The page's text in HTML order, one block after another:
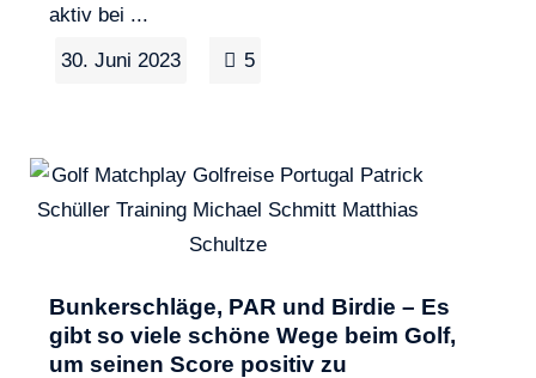
aktiv bei ...
30. Juni 2023
5
Bunkerschläge, PAR und Birdie – Es
gibt so viele schöne Wege beim Golf,
um seinen Score positiv zu